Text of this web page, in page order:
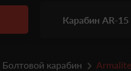
Карабин AR-15
Болтовой карабин Armalite